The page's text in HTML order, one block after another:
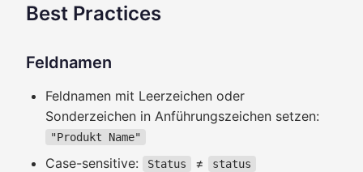
Best Practices
Feldnamen
Feldnamen mit Leerzeichen oder
Sonderzeichen in Anführungszeichen setzen:
"Produkt Name"
Case-sensitive: Status ≠ status